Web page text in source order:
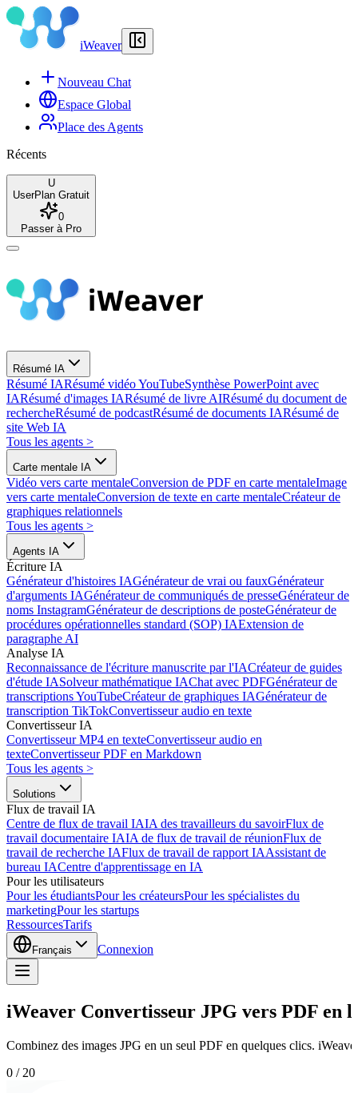
iWeaver
Nouveau Chat
Espace Global
Place des Agents
Récents
U
UserPlan Gratuit
0
Passer à Pro
Résumé IA
Résumé IARésumé vidéo YouTubeSynthèse PowerPoint avec
IARésumé d'images IARésumé de livre AIRésumé du document de
rechercheRésumé de podcastRésumé de documents IARésumé de
site Web IA
Tous les agents >
Carte mentale IA
Vidéo vers carte mentaleConversion de PDF en carte mentaleImage
vers carte mentaleConversion de texte en carte mentaleCréateur de
graphiques relationnels
Tous les agents >
Agents IA
Écriture IA
Générateur d'histoires IAGénérateur de vrai ou fauxGénérateur
d'arguments IAGénérateur de communiqués de presseGénérateur de
noms InstagramGénérateur de descriptions de posteGénérateur de
procédures opérationnelles standard (SOP) IAExtension de
paragraphe AI
Analyse IA
Reconnaissance de l'écriture manuscrite par l'IACréateur de guides
d'étude IASolveur mathématique IAChat avec PDFGénérateur de
transcriptions YouTubeCréateur de graphiques IAGénérateur de
transcription TikTokConvertisseur audio en texte
Convertisseur IA
Convertisseur MP4 en texteConvertisseur audio en
texteConvertisseur PDF en Markdown
Tous les agents >
Solutions
Flux de travail IA
Centre de flux de travail IAIA des travailleurs du savoirFlux de
travail documentaire IAIA de flux de travail de réunionFlux de
travail de recherche IAFlux de travail de rapport IAAssistant de
bureau IACentre d'apprentissage en IA
Pour les utilisateurs
Pour les étudiantsPour les créateursPour les spécialistes du
marketingPour les startups
RessourcesTarifs
Français Connexion
iWeaver Convertisseur JPG vers PDF en
Combinez des images JPG en un seul PDF en quelques clics.
0 / 20